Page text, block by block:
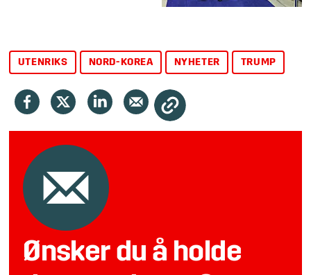
UTENRIKS NORD-KOREA NYHETER TRUMP
Ønsker du å holde